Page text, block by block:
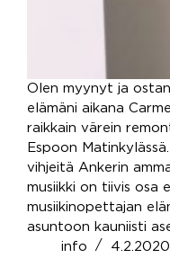
Olen myynyt ja
elämäni aikana
raikkain värein
Espoon
vihjeitä Ankerin
musiikki on tiivis osa
musiikinopettajan
asuntoon kauniisti
info
4.2.2020